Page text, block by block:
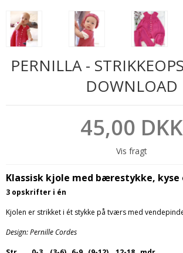
PERNILLA -
DOWNLOAD
45,00 DKK
Vis fragt
Klassisk kjole med bærestykke, kyse
3 opskrifter i én
Kjolen er strikket i ét stykke på tværs med
Design: Pernille Cordes